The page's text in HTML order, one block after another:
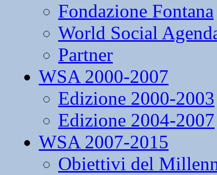
Fondazione Fontana
World Social
Partner
WSA 2000-2007
Edizione 2000-2003
Edizione 2004-2007
WSA 2007-2015
Obiettivi del